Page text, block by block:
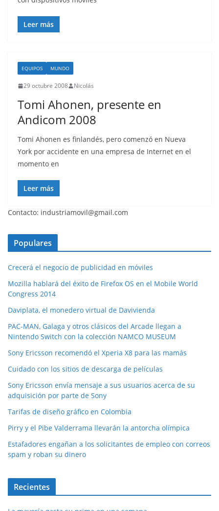
Leer más
EQUIPOS MUNDO
29 octubre 2008 Nicolás
Tomi Ahonen, presente en
Andicom 2008
Tomi Ahonen es finlandés, pero comenzó en Nueva
York por accidente en una empresa de Internet en el
momento en
Leer más
Contacto: industriamovil@gmail.com
Populares
Crecerá el negocio de publicidad en móviles
Mozilla hablará del éxito de Firefox OS en el Mobile World
Congress 2014
Daviplata, el monedero virtual de Davivienda
PAC-MAN, Galaga y otros clásicos del Arcade llegan a
Nintendo Switch con la colección NAMCO MUSEUM
Sony Ericsson recomendó el Xperia X8 para las mamás
Cuidado con los sitios de descarga de películas
Sony Ericsson envía mensaje a sus usuarios acerca de su
adquisición por parte de Sony
Tarifas de diseño gráfico en Colombia
Pirry y el Pibe Valderrama llevarán la antorcha olímpica
Estafadores engañan a los solicitantes de empleo con correos
spam y roban su dinero
Recientes